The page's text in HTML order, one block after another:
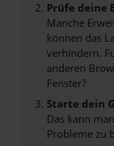
Prüfe deine
Manche
können das
verhindern.
anderen
Fenster?
Starte dein
Das kann
Probleme zu